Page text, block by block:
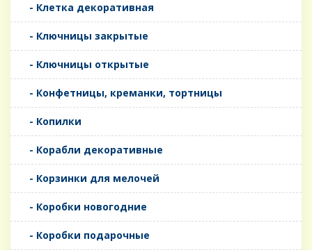
- Клетка декоративная
- Ключницы закрытые
- Ключницы открытые
- Конфетницы, креманки, тортницы
- Копилки
- Корабли декоративные
- Корзинки для мелочей
- Коробки новогодние
- Коробки подарочные